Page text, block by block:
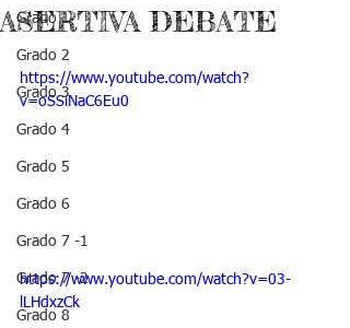
Grado 1
Grado 2
Grado 3
Grado 4
Grado 5
Grado 6
Grado 7 -1
Grado 7 -2
Grado 8
ASERTIVA DEBATE
https://www.youtube.com/watch?
v=oSSiNaC6Eu0
https://www.youtube.com/watch?v=03-
lLHdxzCk